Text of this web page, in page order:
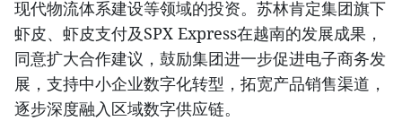
现代物流体系建设等领域的投资。苏林肯定集团旗下
虾皮、虾皮支付及SPX Express在越南的发展成果，
同意扩大合作建议，鼓励集团进一步促进电子商务发
展，支持中小企业数字化转型，拓宽产品销售渠道，
逐步深度融入区域数字供应链。